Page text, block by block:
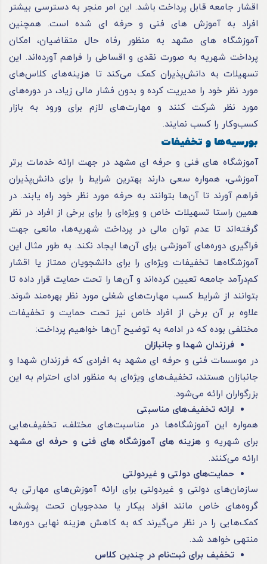
اقشار جامعه قابل پرداخت باشد. این امر منجر به دسترسی بیشتر
افراد به آموزش های فنی و حرفه ای شده است. همچنین
آموزشگاه های مشهد به منظور رفاه حال متقاضیان، امکان
پرداخت شهریه به صورت نقدی و اقساطی را فراهم آورده‌اند. این
تسهیلات به دانش‌پذیران کمک می‌کند تا هزینه‌های کلاس‌های
مورد نظر خود را مدیریت کرده و بدون فشار مالی زیاد، در دوره‌های
مورد نظر شرکت کنند و مهارت‌های لازم برای ورود به بازار
کسب‌و‌کار را کسب نمایند.
بورسیه‌ها و تخفیفات
آموزشگاه‌ های فنی و حرفه ای مشهد در جهت ارائه خدمات برتر
آموزشی، همواره سعی دارند بهترین شرایط را برای دانش‌پذیران
فراهم آورند تا آن‌ها بتوانند به حرفه مورد نظر خود راه یابند. در
همین راستا تسهیلات خاص و ویژه‌ای را برای برخی از افراد در نظر
گرفته‌اند تا عدم توان مالی در پرداخت شهریه‌ها، مانعی جهت
فراگیری دوره‌های آموزشی برای آن‌ها ایجاد نکند. به طور مثال این
آموزشگاه‌ها تخفیفات ویژه‌ای را برای دانشجویان ممتاز یا اقشار
کم‌درآمد جامعه تعیین کرده‌اند و آن‌ها را تحت حمایت قرار داده تا
بتوانند از شرایط کسب مهارت‌های شغلی مورد نظر بهره‌مند شوند.
علاوه بر آن برخی از افراد خاص نیز تحت حمایت و تخفیفات
مختلفی بوده که در ادامه به توضیح آن‌ها خواهیم پرداخت:
فرزندان شهدا و جانبازان
در موسسات فنی و حرفه ای مشهد به افرادی که فرزندان شهدا و
جانبازان هستند، تخفیف‌های ویژه‌ای به منظور ادای احترام به این
بزرگواران ارائه می‌شود.
ارائه تخفیف‌های مناسبتی
همواره این آموزشگاه‌ها در مناسبت‌های مختلف، تخفیف‌هایی
برای شهریه و هزینه های آموزشگاه های فنی و حرفه ای مشهد
ارائه می‌کنند.
حمایت‌های دولتی و غیردولتی
سازمان‌های دولتی و غیردولتی برای ارائه آموزش‌های مهارتی به
گروه‌های خاص مانند افراد بیکار یا مددجویان تحت پوشش،
کمک‌هایی را در نظر می‌گیرند که به کاهش هزینه نهایی دوره‌ها
منتهی خواهد شد.
تخفیف برای ثبت‌نام در چندین کلاس